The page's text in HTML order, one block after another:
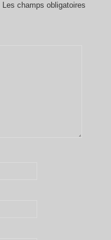
Les champs obligatoires